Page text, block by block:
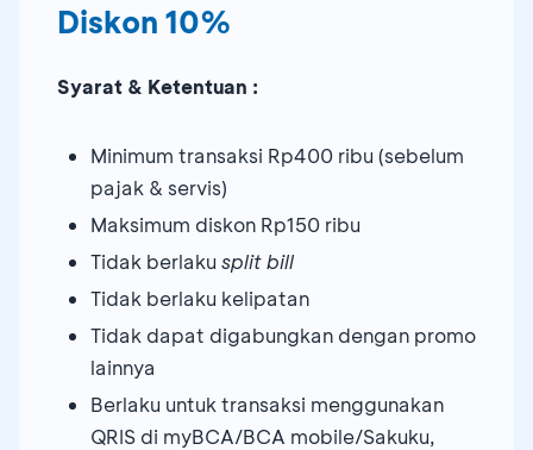
Diskon 10%
Syarat & Ketentuan :
Minimum transaksi Rp400 ribu (sebelum
pajak & servis)
Maksimum diskon Rp150 ribu
Tidak berlaku split bill
Tidak berlaku kelipatan
Tidak dapat digabungkan dengan promo
lainnya
Berlaku untuk transaksi menggunakan
QRIS di myBCA/BCA mobile/Sakuku,